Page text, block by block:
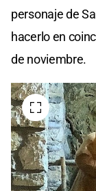
personaje de
hacerlo en
de noviembre.